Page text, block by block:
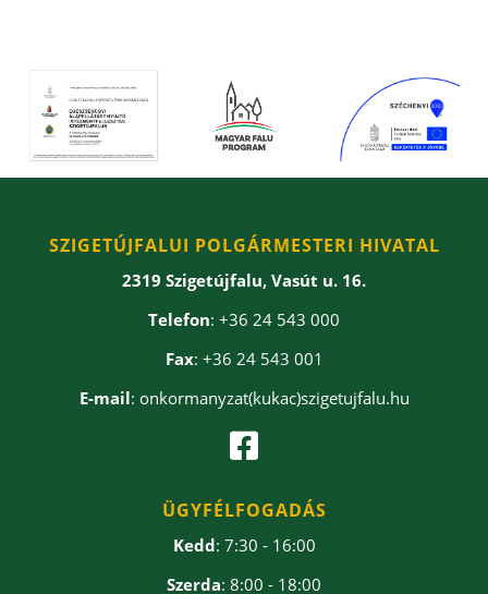
SZIGETÚJFALUI POLGÁRMESTERI HIVATAL
2319 Szigetújfalu, Vasút u. 16.
Telefon: +36 24 543 000
Fax: +36 24 543 001
E-mail: onkormanyzat(kukac)szigetujfalu.hu

ÜGYFÉLFOGADÁS
Kedd: 7:30 - 16:00
Szerda: 8:00 - 18:00